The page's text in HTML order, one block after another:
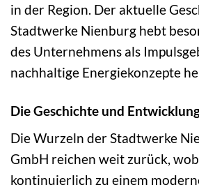
in der Region. Der aktuelle
Stadtwerke Nienburg hebt
des Unternehmens als
nachhaltige Energiekonzepte
Die Geschichte und
Die Wurzeln der Stadtwerke
GmbH reichen weit zurück,
kontinuierlich zu einem